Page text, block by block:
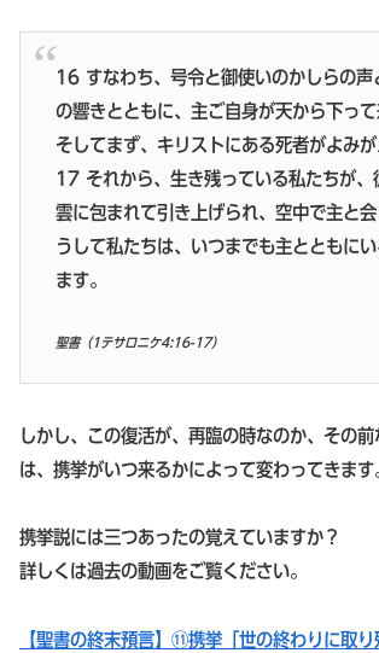
16 すなわち、号令と御使いのかしらの声
の響きとともに、主ご自身が天から下って
そしてまず、キリストにある死者がよみが
17 それから、生き残っている私たちが、
雲に包まれて引き上げられ、空中で主と
うして私たちは、いつまでも主とともに
ます。
聖書（1テサロニケ4:16-17）
しかし、この復活が、再臨の時なのか、その
は、携挙がいつ来るかによって変わってきます
携挙説には三つあったの覚えていますか？
詳しくは過去の動画をご覧ください。
【聖書の終末預言】⑪携挙「世の終わりに取